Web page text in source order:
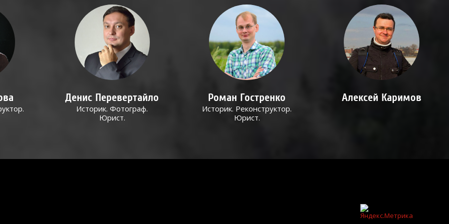
Денис Перевертайло
Историк. Фотограф.
Юрист.
Роман Гостренко
Историк. Реконструктор.
Юрист.
Алексей Каримов